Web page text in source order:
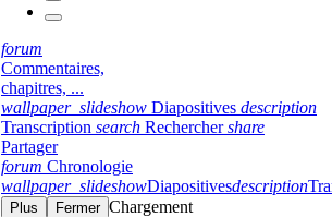
forum
Commentaires,
chapitres, ...
wallpaper_slideshow Diapositives description
Transcription search Rechercher share
Partager
forum Chronologie
wallpaper_slideshowDiapositivesdescription
Plus Fermer Chargement